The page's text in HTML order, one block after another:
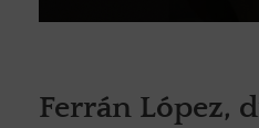
Ferrán López,